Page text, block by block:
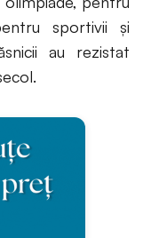
sportivii și
au rezistat